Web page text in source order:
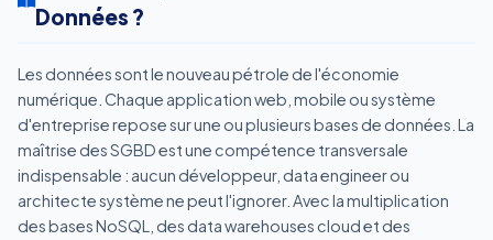
Données ?
Les données sont le nouveau pétrole de l'économie
numérique. Chaque application web, mobile ou système
d'entreprise repose sur une ou plusieurs bases de données. La
maîtrise des SGBD est une compétence transversale
indispensable : aucun développeur, data engineer ou
architecte système ne peut l'ignorer. Avec la multiplication
des bases NoSQL, des data warehouses cloud et des